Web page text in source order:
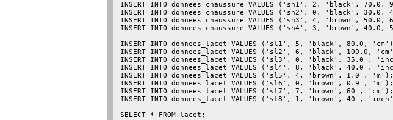
INSERT INTO donnees_chaussure VALUES ('sh1', 2, 'black',
INSERT INTO donnees_chaussure VALUES ('sh2', 0, 'black',
INSERT INTO donnees_chaussure VALUES ('sh3', 4, 'brown',
INSERT INTO donnees_chaussure VALUES ('sh4', 3, 'brown',
INSERT INTO donnees_lacet VALUES ('sl1', 5, 'black', 80.0,
INSERT INTO donnees_lacet VALUES ('sl2', 6, 'black', 100.0,
INSERT INTO donnees_lacet VALUES ('sl3', 0, 'black', 35.0 ,
INSERT INTO donnees_lacet VALUES ('sl4', 8, 'black', 40.0 ,
INSERT INTO donnees_lacet VALUES ('sl5', 4, 'brown', 1.0 , 'm');
INSERT INTO donnees_lacet VALUES ('sl6', 0, 'brown', 0.9 , 'm');
INSERT INTO donnees_lacet VALUES ('sl7', 7, 'brown', 60 , 'cm');
INSERT INTO donnees_lacet VALUES ('sl8', 1, 'brown', 40 ,
SELECT * FROM lacet;